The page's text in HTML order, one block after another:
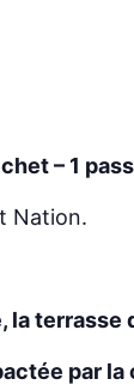
– 1
Nation.
la
par